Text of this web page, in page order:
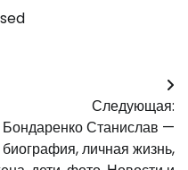
Следующая:
Бондаренко Станислав —
биография, личная жизнь,